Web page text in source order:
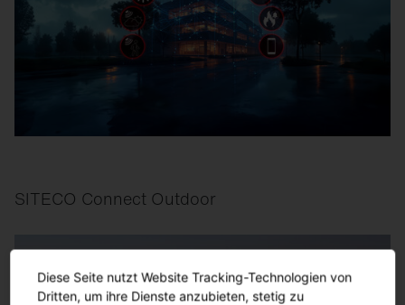
SITECO Connect Outdoor
Diese Seite nutzt Website Tracking-Technologien von
Dritten, um ihre Dienste anzubieten, stetig zu